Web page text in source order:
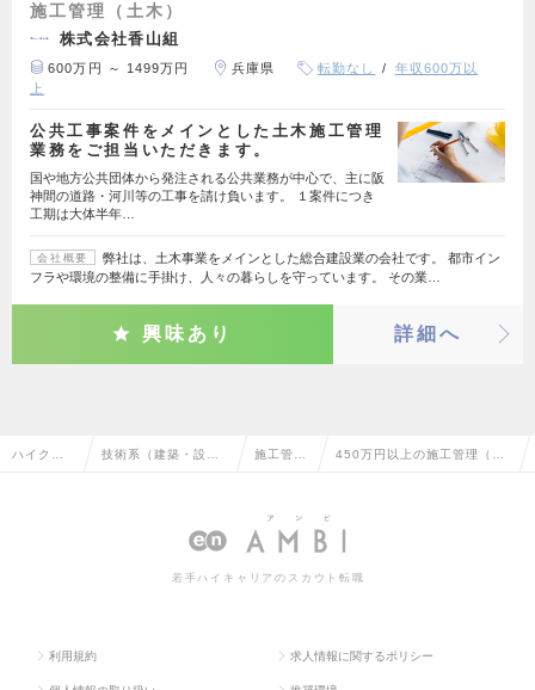
施工管理（土木）
株式会社香山組
600万円 ～ 1499万円 兵庫県 転勤なし
年収600万以
上
公共工事案件をメインとした土木施工管理
業務をご担当いただきます。
国や地方公共団体から発注される公共業務が中心で、主に阪
神間の道路・河川等の工事を請け負います。 １案件につき
工期は大体半年…
会社概要
弊社は、土木事業をメインとした総合建設業の会社です。 都市イン
フラや環境の整備に手掛け、人々の暮らしを守っています。 その業…
興味あり 詳細へ
ハイクラ 技術系（建築・設 施工管理 450万円以上の施工管理（土
若手ハイキャリアのスカウト転職
利用規約 求人情報に関するポリシー